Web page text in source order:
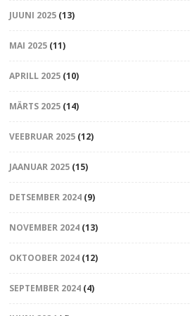
JUUNI 2025(13)
MAI 2025(11)
APRILL 2025(10)
MÄRTS 2025(14)
VEEBRUAR 2025(12)
JAANUAR 2025(15)
DETSEMBER 2024(9)
NOVEMBER 2024(13)
OKTOOBER 2024(12)
SEPTEMBER 2024(4)